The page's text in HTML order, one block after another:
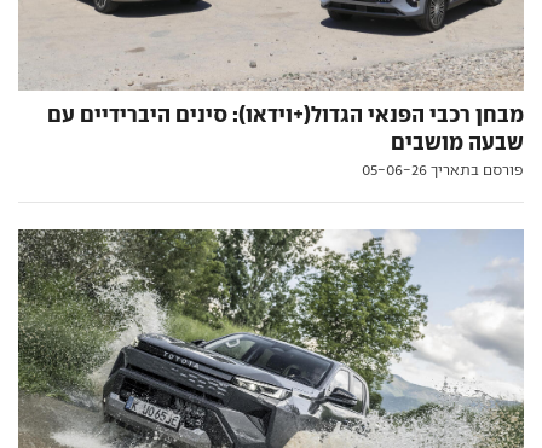
מבחן רכבי הפנאי הגדול(+וידאו): סינים היברידיים עם
שבעה מושבים
פורסם בתאריך 05-06-26